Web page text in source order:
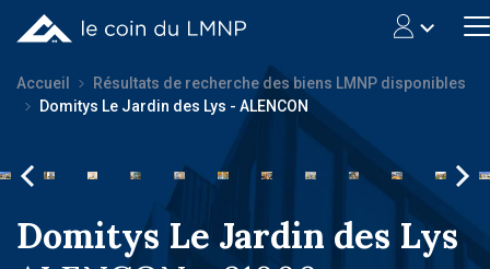
Accueil
Résultats de recherche des biens LMNP disponibles
Domitys Le Jardin des Lys - ALENCON
Domitys Le Jardin des Lys